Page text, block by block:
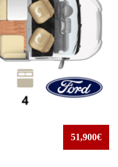
51,900€